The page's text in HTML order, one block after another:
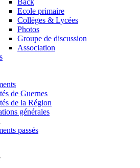
Back
Ecole primaire
Collèges & Lycées
Photos
Groupe de discussion
Association
de Guernes
de la Région
générales
passés